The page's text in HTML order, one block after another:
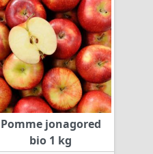
Pomme jonagored
bio 1 kg